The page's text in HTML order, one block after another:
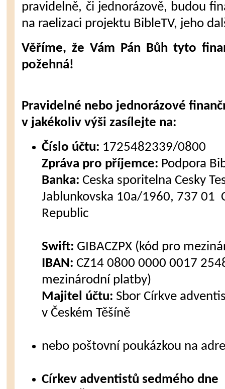
pravidelně, či jednorázově, budou
na raelizaci projektu BibleTV, jeho
Věříme, že Vám Pán Bůh tyto
požehná!
Pravidelné nebo jednorázové
v jakékoliv výši zasílejte na:
Číslo účtu: 1725482339/0800
Zpráva pro příjemce: Podpora
Banka: Ceska sporitelna Cesky
Jablunkovska 10a/1960, 737 01
Republic
Swift: GIBACZPX (kód pro
IBAN: CZ14 0800 0000 0017
mezinárodní platby)
Majitel účtu: Sbor Církve
v Českém Těšíně
nebo poštovní poukázkou na
Církev adventistů sedmého dne